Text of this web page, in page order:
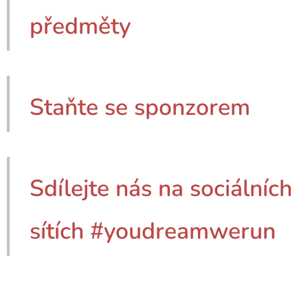
předměty
Staňte se sponzorem
Sdílejte nás na sociálních
sítích #youdreamwerun